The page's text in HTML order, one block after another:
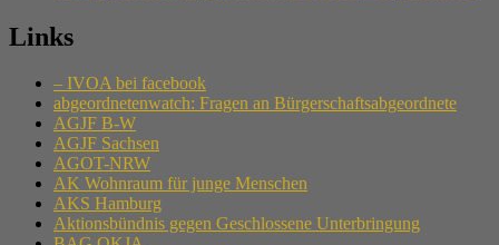
Links
– IVOA bei facebook
abgeordnetenwatch: Fragen an Bürgerschaftsabgeordnete
AGJF B-W
AGJF Sachsen
AGOT-NRW
AK Wohnraum für junge Menschen
AKS Hamburg
Aktionsbündnis gegen Geschlossene Unterbringung